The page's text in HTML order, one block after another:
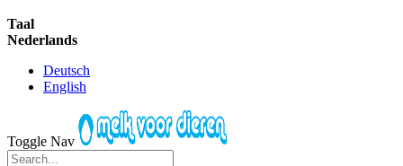
Taal
Nederlands
Deutsch
English
Toggle Nav